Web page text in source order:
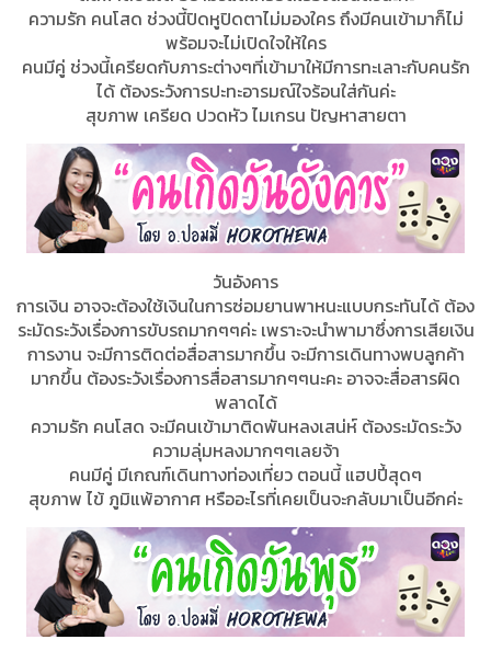
ความรัก คนโสด ช่วงนี้ปิดหูปิดตาไม่มองใคร ถึงมีคนเข้ามาก็ไม่
พร้อมจะไม่เปิดใจให้ใคร
คนมีคู่ ช่วงนี้เครียดกับภาระต่างๆที่เข้ามาให้มีการทะเลาะกับคนรัก
ได้ ต้องระวังการปะทะอารมณ์ใจร้อนใส่กันค่ะ
สุขภาพ เครียด ปวดหัว ไมเกรน ปัญหาสายตา
วันอังคาร
การเงิน อาจจะต้องใช้เงินในการซ่อมยานพาหนะแบบกระทันได้ ต้อง
ระมัดระวังเรื่องการขับรถมากๆๆค่ะ เพราะจะนำพามาซึ่งการเสียเงิน
การงาน จะมีการติดต่อสื่อสารมากขึ้น จะมีการเดินทางพบลูกค้า
มากขึ้น ต้องระวังเรื่องการสื่อสารมากๆๆนะคะ อาจจะสื่อสารผิด
พลาดได้
ความรัก คนโสด จะมีคนเข้ามาติดพันหลงเสน่ห์ ต้องระมัดระวัง
ความลุ่มหลงมากๆๆเลยจ้า
คนมีคู่ มีเกณฑ์เดินทางท่องเที่ยว ตอนนี้ แฮปปี้สุดๆ
สุขภาพ ไข้ ภูมิแพ้อากาศ หรืออะไรที่เคยเป็นจะกลับมาเป็นอีกค่ะ